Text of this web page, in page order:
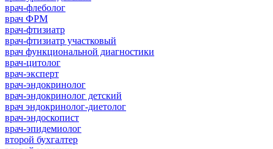
врач-флеболог
врач ФРМ
врач-фтизиатр
врач-фтизиатр участковый
врач функциональной диагностики
врач-цитолог
врач-эксперт
врач-эндокринолог
врач-эндокринолог детский
врач эндокринолог-диетолог
врач-эндоскопист
врач-эпидемиолог
второй бухгалтер